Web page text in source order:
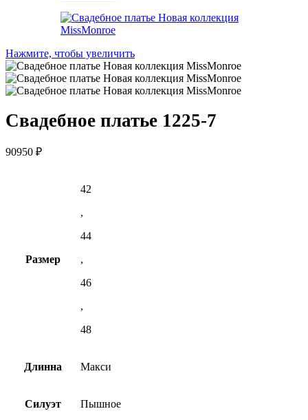
Нажмите, чтобы увеличить
Свадебное платье 1225-7
90950 ₽
Размер
42
,
44
,
46
,
48
Длинна Макси
Силуэт Пышное